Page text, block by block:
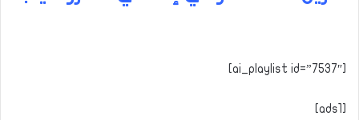
[ai_playlist id=”7537″]
[ads1]